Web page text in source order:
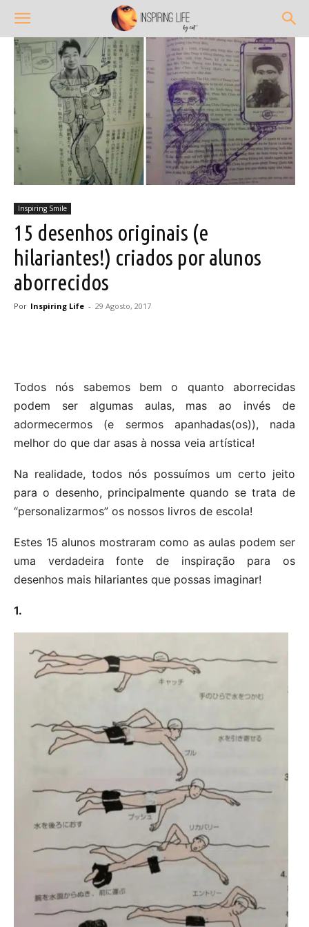
Inspiring Smile
15 desenhos originais (e
hilariantes!) criados por alunos
aborrecidos
Por Inspiring Life - 29 Agosto, 2017
Todos nós sabemos bem o quanto aborrecidas
podem ser algumas aulas, mas ao invés de
adormecermos (e sermos apanhadas(os)), nada
melhor do que dar asas à nossa veia artística!
Na realidade, todos nós possuímos um certo jeito
para o desenho, principalmente quando se trata de
“personalizarmos” os nossos livros de escola!
Estes 15 alunos mostraram como as aulas podem ser
uma verdadeira fonte de inspiração para os
desenhos mais hilariantes que possas imaginar!
1.